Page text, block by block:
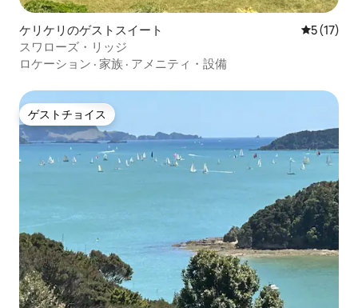
ケリケリのゲストスイート レビュー
5 (17)
スワローズ・リッジ
ロケーション · 家族 · アメニティ・設備
ゲストチョイス
ゲストチョイス